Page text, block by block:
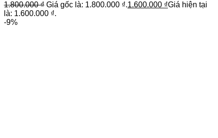
1.800.000₫ Giá gốc là: 1.800.000 ₫.1.600.000 ₫Giá hiện tại
là: 1.600.000 ₫.
-9%